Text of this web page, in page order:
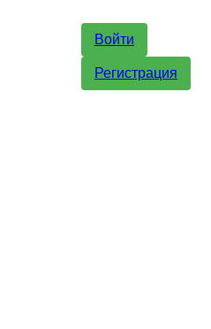
Войти
Регистрация